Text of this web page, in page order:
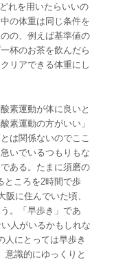
れを用いたらいいの
の体重は同じ条件を
の、例えば基準値の
杯のお茶を飲んだら
リアできる体重にし
素運動が体に良いと
素運動の方がいい」
は関係ないのでここ
いでいるつもりもな
ある。たまに須磨の
ところを2時間で歩
に住んでいた頃、
。「早歩き」であ
人がいるかもしれな
人にとっては早歩き
意識的にゆっくりと